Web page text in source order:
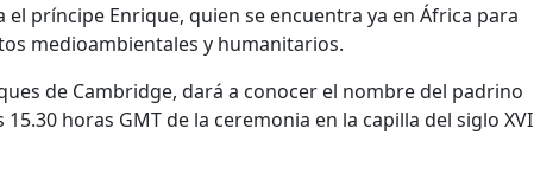
príncipe Enrique, quien se encuentra ya en África para
medioambientales y humanitarios.
de Cambridge, dará a conocer el nombre del padrino
horas GMT de la ceremonia en la capilla del siglo XVI